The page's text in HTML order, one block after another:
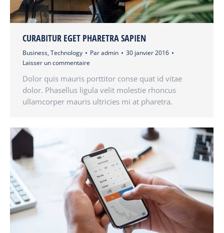
CURABITUR EGET PHARETRA SAPIEN
Business, Technology Paradmin
30 janvier 2016
Laisser un commentaire
Dolor quis mauris porttitor conse quat id vitae
dolor. Phasellus ligula velit molestie rhoncus
ullamcorper mauris ultricies mi at pharetra.